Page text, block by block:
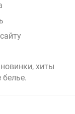
хиты
белье.